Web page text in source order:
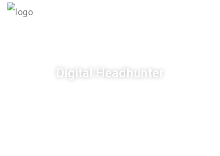
Digital Headhunter